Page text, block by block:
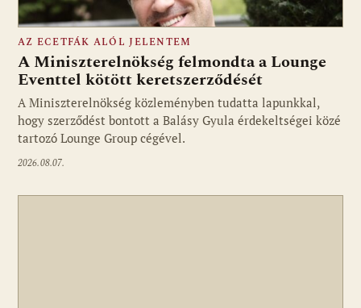
Fotó: media1.hu
AZ ECETFÁK ALÓL JELENTEM
A Miniszterelnökség felmondta a Lounge
Eventtel kötött keretszerződését
A Miniszterelnökség közleményben tudatta lapunkkal,
hogy szerződést bontott a Balásy Gyula érdekeltségei közé
tartozó Lounge Group cégével.
2026.08.07.